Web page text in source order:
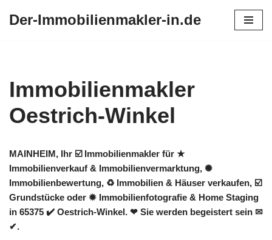
Der-Immobilienmakler-in.de
Immobilienmakler
Oestrich-Winkel
MAINHEIM, Ihr ☑️ Immobilienmakler für ★
Immobilienverkauf & Immobilienvermarktung, ✺
Immobilienbewertung, ♻ Immobilien & Häuser verkaufen, ☑️
Grundstücke oder ✹ Immobilienfotografie & Home Staging
in 65375 ✔️ Oestrich-Winkel. ❤ Sie werden begeistert sein ✉
✔.